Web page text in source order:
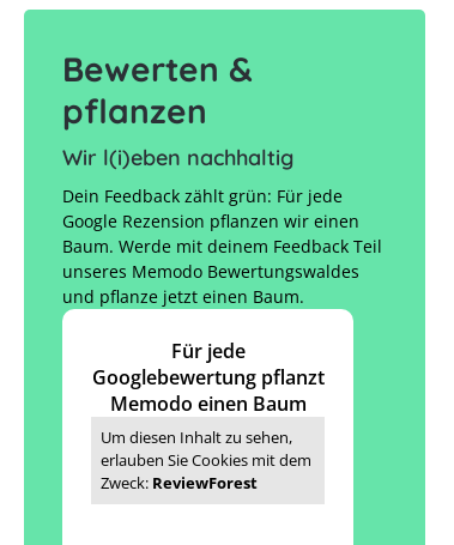
Bewerten &
pflanzen
Wir l(i)eben nachhaltig
Dein Feedback zählt grün: Für jede
Google Rezension pflanzen wir einen
Baum. Werde mit deinem Feedback Teil
unseres Memodo Bewertungswaldes
und pflanze jetzt einen Baum.
Für jede
Googlebewertung pflanzt
Memodo einen Baum
Um diesen Inhalt zu sehen,
erlauben Sie Cookies mit dem
Zweck: ReviewForest